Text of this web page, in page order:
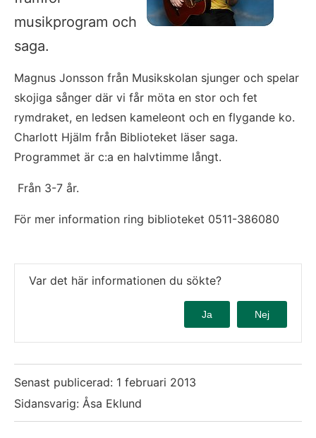
musikprogram och
saga.
Magnus Jonsson från Musikskolan sjunger och spelar
skojiga sånger där vi får möta en stor och fet
rymdraket, en ledsen kameleont och en flygande ko.
Charlott Hjälm från Biblioteket läser saga.
Programmet är c:a en halvtimme långt.
Från 3-7 år.
För mer information ring biblioteket 0511-386080
Var det här informationen du sökte?
Ja Nej
Senast publicerad: 1 februari 2013
Sidansvarig: Åsa Eklund